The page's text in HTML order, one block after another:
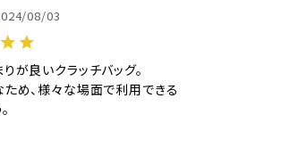
08/03
が良いクラッチバッグ。
ため、様々な場面で利用できる